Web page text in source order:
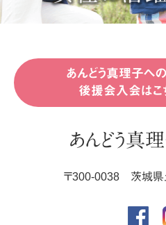
あんどう真理子へ
後援会入会はこ
あんどう真
〒300-0038 茨城県